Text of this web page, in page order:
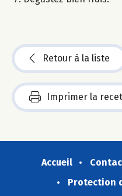
Retour à la liste
Imprimer la
Accueil
Protection